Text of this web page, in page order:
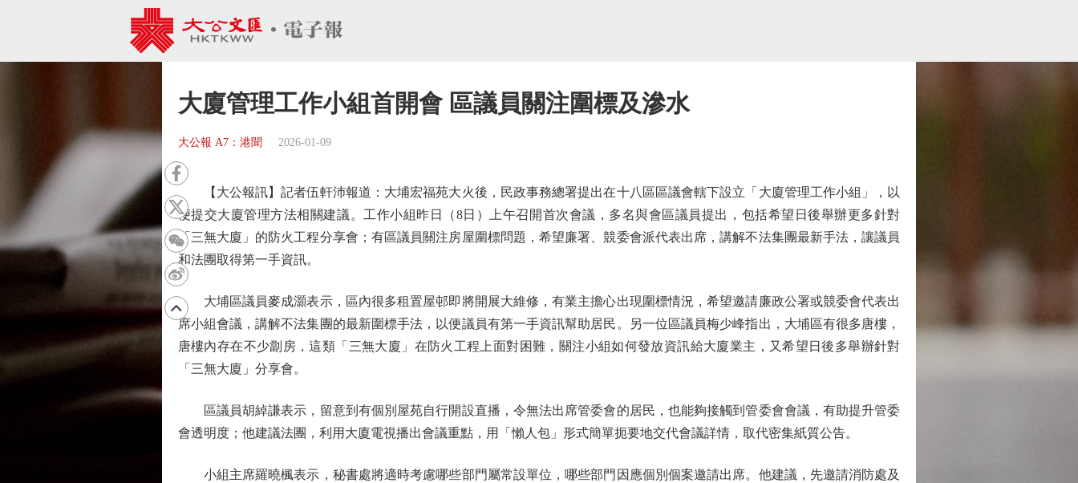
大廈管理工作小組首開會 區議員關注圍標及滲水
大公報 A7：港聞 2026-01-09
【大公報訊】記者伍軒沛報道：大埔宏福苑大火後，民政事務總署提出在十八區區議會轄下設立「大廈管理工作小組」，以
便提交大廈管理方法相關建議。工作小組昨日（8日）上午召開首次會議，多名與會區議員提出，包括希望日後舉辦更多針對
「三無大廈」的防火工程分享會；有區議員關注房屋圍標問題，希望廉署、競委會派代表出席，講解不法集團最新手法，讓議員
和法團取得第一手資訊。
大埔區議員麥成灝表示，區內很多租置屋邨即將開展大維修，有業主擔心出現圍標情況，希望邀請廉政公署或競委會代表出
席小組會議，講解不法集團的最新圍標手法，以便議員有第一手資訊幫助居民。另一位區議員梅少峰指出，大埔區有很多唐樓，
唐樓內存在不少劏房，這類「三無大廈」在防火工程上面對困難，關注小組如何發放資訊給大廈業主，又希望日後多舉辦針對
「三無大廈」分享會。
區議員胡綽謙表示，留意到有個別屋苑自行開設直播，令無法出席管委會的居民，也能夠接觸到管委會會議，有助提升管委
會透明度；他建議法團，利用大廈電視播出會議重點，用「懶人包」形式簡單扼要地交代會議詳情，取代密集紙質公告。
小組主席羅曉楓表示，秘書處將適時考慮哪些部門屬常設單位，哪些部門因應個別個案邀請出席。他建議，先邀請消防處及